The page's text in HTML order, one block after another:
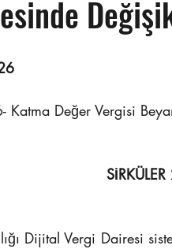
Değer Vergisi
Dijital Vergi Dairesi